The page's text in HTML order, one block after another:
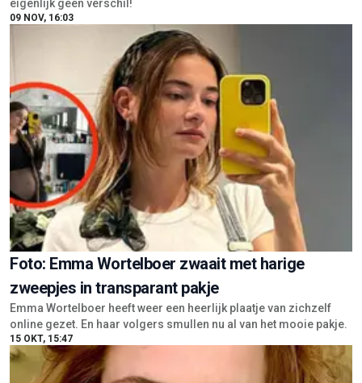
eigenlijk geen verschil!
09 NOV, 16:03
Foto: Emma Wortelboer zwaait met harige
zweepjes in transparant pakje
Emma Wortelboer heeft weer een heerlijk plaatje van zichzelf
online gezet. En haar volgers smullen nu al van het mooie pakje.
15 OKT, 15:47